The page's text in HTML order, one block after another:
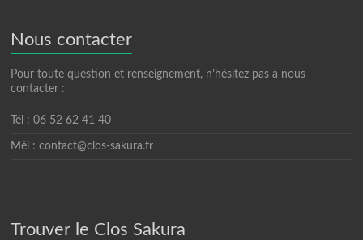
Nous contacter
Pour toute question et renseignement, n’hésitez pas à nous
contacter :
Tél : 06 52 62 41 40
Mél : contact@clos-sakura.fr
Trouver le Clos Sakura